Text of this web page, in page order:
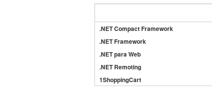
.NET Compact Framework
.NET Framework
.NET para Web
.NET Remoting
1ShoppingCart